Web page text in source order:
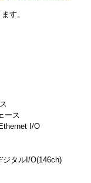
す。
ース
I/O
タルI/O(146ch)